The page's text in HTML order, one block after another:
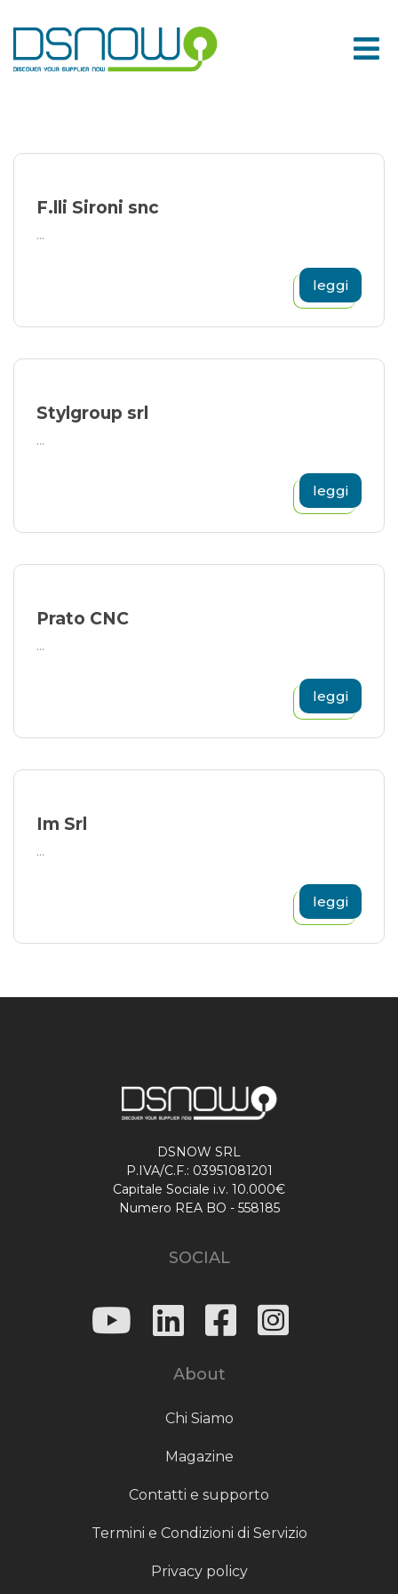
to
content
F.lli Sironi snc
...
leggi
Stylgroup srl
...
leggi
Prato CNC
...
leggi
Im Srl
...
leggi
DSNOW SRL
P.IVA/C.F.: 03951081201
Capitale Sociale i.v. 10.000€
Numero REA BO - 558185
SOCIAL
About
Chi Siamo
Magazine
Contatti e supporto
Termini e Condizioni di Servizio
Privacy policy